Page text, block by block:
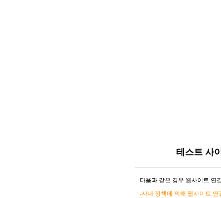
테스트 사
다음과 같은 경우 웹사이트 연
-사내 정책에 의해 웹사이트